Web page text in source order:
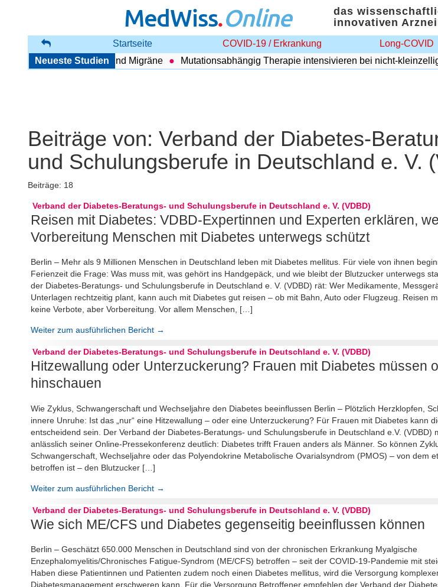
MedWiss.Online
das
innovativen
Startseite COVID-19 / Erkrankung Long-COVID
Neueste Studien
zwischen COPD und Migräne Mutationsabhängig Therapie intensivieren bei nicht-kleinzelligem
Beiträge von: Verband der Diabetes-
und Schulungsberufe in Deutschland e. V.
Beiträge: 18
Verband der Diabetes-Beratungs- und Schulungsberufe in Deutschland e. V. (VDBD)
Reisen mit Diabetes: VDBD-Expertinnen und Experten erklären,
Vorbereitung Menschen mit Diabetes unterwegs schützt
Berlin – Mehr als 9 Millionen Menschen in Deutschland leben mit Diabetes mellitus. Für viele von ihnen
Ferienzeit die Frage: Was muss mit, was gehört ins Handgepäck, und wie bleibt der Blutzucker unterwegs
der Diabetes-Beratungs- und Schulungsberufe in Deutschland e. V. (VDBD) rät: Wer Medikamente,
Unterlagen rechtzeitig plant, kann auch mit Diabetes gut reisen – ob mit Bahn, Auto oder Flugzeug. Reisen
keine Verbote, aber Vorbereitung. Vor allem Menschen, […]
Weiter zum ausführlichen Bericht →
Verband der Diabetes-Beratungs- und Schulungsberufe in Deutschland e. V. (VDBD)
Hitzewallung oder Unterzuckerung? Frauen mit Diabetes müssen
hinschauen
Wie Zyklus, Schwangerschaft und Wechseljahre den Diabetes beeinflussen Berlin – Plötzlich Herzklopfen,
innere Unruhe: Ist das „nur“ eine Hitzewallung – oder eine Unterzuckerung? Für Frauen mit Diabetes kann
entscheidend sein. Der Verband der Diabetes-Beratungs- und Schulungsberufe in Deutschland e.V. (VDBD)
anlässlich seiner Online-Pressekonferenz deutlich: Diabetes trifft Frauen anders als Männer. So können
Schwangerschaft, Wechseljahre oder das Polyendokrine Metabolische Ovarialsyndrom (PMOS) – von dem
betroffen ist – den Blutzucker […]
Weiter zum ausführlichen Bericht →
Verband der Diabetes-Beratungs- und Schulungsberufe in Deutschland e. V. (VDBD)
Wie sich ME/CFS und Diabetes gegenseitig beeinflussen können
Berlin – Geschätzt 650.000 Menschen in Deutschland sind von der chronischen Erkrankung Myalgische
Enzephalomyelitis/Chronisches Fatigue-Syndrom (ME/CFS) betroffen – seit der COVID-19-Pandemie mit
Haben diese Patientinnen und Patienten zudem noch einen Diabetes mellitus, wird die Versorgung
Diabetesmanagement erschweren kann. Für die Versorgung Betroffener empfehlen der Verband der